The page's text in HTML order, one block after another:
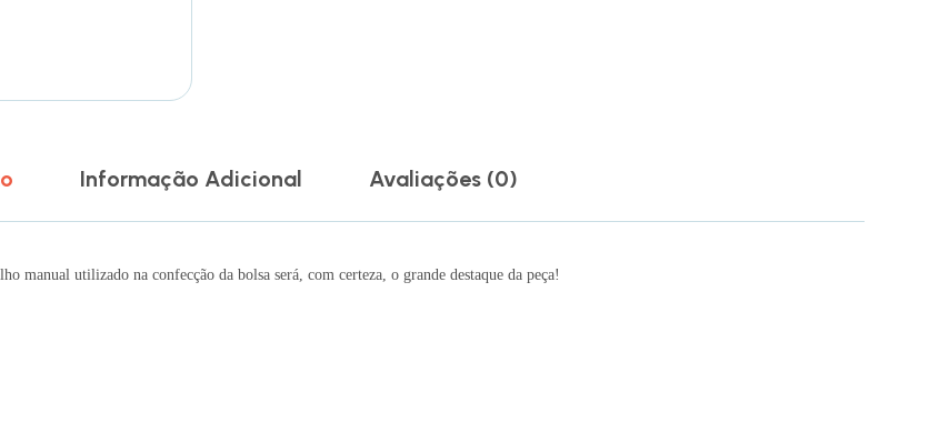
Informação Adicional Avaliações (0)
manual utilizado na confecção da bolsa será, com certeza, o grande destaque da peça!